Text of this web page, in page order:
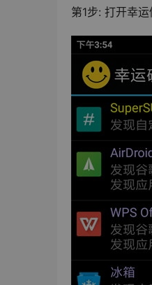
第1步: 打开幸